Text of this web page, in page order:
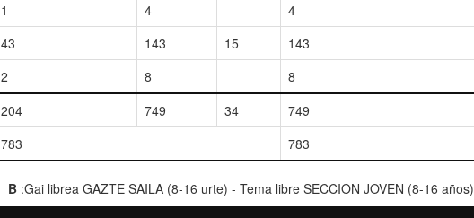
1 4
4
43 143 15 143
2 8
8
204 749 34 749
783 783
B :Gai librea GAZTE SAILA (8-16 urte) - Tema libre SECCION JOVEN (8-16 años)